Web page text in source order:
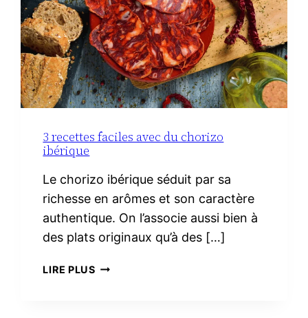
3 recettes faciles avec du chorizo
ibérique
Le chorizo ibérique séduit par sa
richesse en arômes et son caractère
authentique. On l’associe aussi bien à
des plats originaux qu’à des […]
LIRE PLUS3